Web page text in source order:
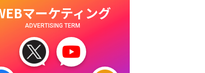
マーケティング
ADVERTISING TERM